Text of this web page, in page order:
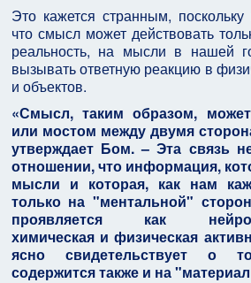
Это кажется странным,
что смысл может действовать
реальность, на мысли в нашей
вызывать ответную реакцию в
и объектов.
«Смысл, таким образом,
или мостом между двумя
утверждает Бом. – Эта связь
отношении, что информация,
мысли и которая, как нам
только на "ментальной"
проявляется как
химическая и физическая
ясно свидетельствует о
содержится также и на